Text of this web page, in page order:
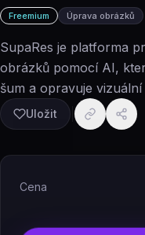
Freemium Úprava obrázků
SupaRes je platforma
obrázků pomocí AI,
šum a opravuje
Uložit
Cena